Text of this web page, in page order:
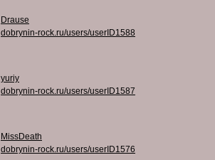
Drause
dobrynin-rock.ru/users/userID1588
yuriy
dobrynin-rock.ru/users/userID1587
MissDeath
dobrynin-rock.ru/users/userID1576